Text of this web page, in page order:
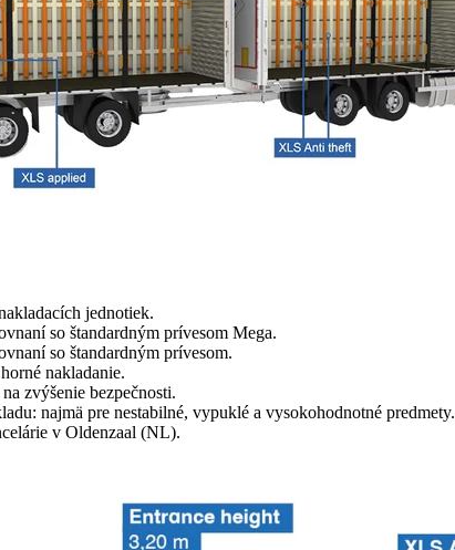
jednotiek.
so štandardným prívesom Mega.
so štandardným prívesom.
nakladanie.
zvýšenie bezpečnosti.
najmä pre nestabilné, vypuklé a vysokohodnotné predmety.
v Oldenzaal (NL).